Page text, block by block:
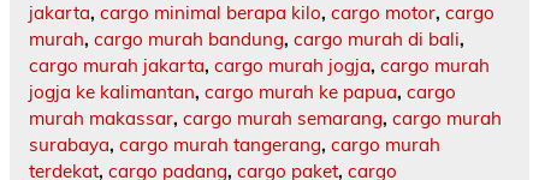
jakarta, cargo minimal berapa kilo, cargo motor, cargo
murah, cargo murah bandung, cargo murah di bali,
cargo murah jakarta, cargo murah jogja, cargo murah
jogja ke kalimantan, cargo murah ke papua, cargo
murah makassar, cargo murah semarang, cargo murah
surabaya, cargo murah tangerang, cargo murah
terdekat, cargo padang, cargo paket, cargo